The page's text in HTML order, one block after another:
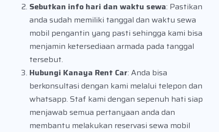
Sebutkan info hari dan waktu sewa: Pastikan
anda sudah memiliki tanggal dan waktu sewa
mobil pengantin yang pasti sehingga kami bisa
menjamin ketersediaan armada pada tanggal
tersebut.
Hubungi Kanaya Rent Car: Anda bisa
berkonsultasi dengan kami melalui telepon dan
whatsapp. Staf kami dengan sepenuh hati siap
menjawab semua pertanyaan anda dan
membantu melakukan reservasi sewa mobil